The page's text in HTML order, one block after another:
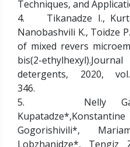
Techniques, and
4. Tikanadze I.,
Nanobashvili K., Toidze
of mixed revers
bis(2-
detergents, 2020,
346.
5. Nelly
Gogorishivili*,
Lobzhanidze*, Tengiz